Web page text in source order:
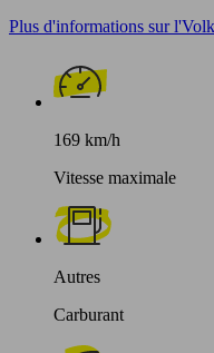
Plus d'informations sur
169 km/h
Vitesse maximale
Autres
Carburant